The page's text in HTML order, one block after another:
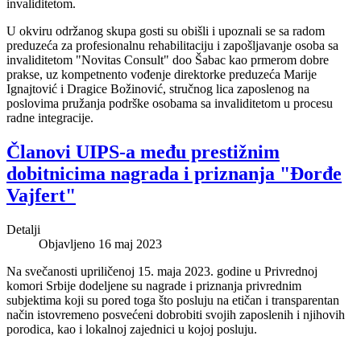
invaliditetom.
U okviru održanog skupa gosti su obišli i upoznali se sa radom
preduzeća za profesionalnu rehabilitaciju i zapošljavanje osoba sa
invaliditetom "Novitas Consult" doo Šabac kao prmerom dobre
prakse, uz kompetnento vođenje direktorke preduzeća Marije
Ignajtović i Dragice Božinović, stručnog lica zaposlenog na
poslovima pružanja podrške osobama sa invaliditetom u procesu
radne integracije.
Članovi UIPS-a među prestižnim
dobitnicima nagrada i priznanja "Đorđe
Vajfert"
Detalji
Objavljeno 16 maj 2023
Na svečanosti upriličenoj 15. maja 2023. godine u Privrednoj
komori Srbije dodeljene su nagrade i priznanja privrednim
subjektima koji su pored toga što posluju na etičan i transparentan
način istovremeno posvećeni dobrobiti svojih zaposlenih i njihovih
porodica, kao i lokalnoj zajednici u kojoj posluju.